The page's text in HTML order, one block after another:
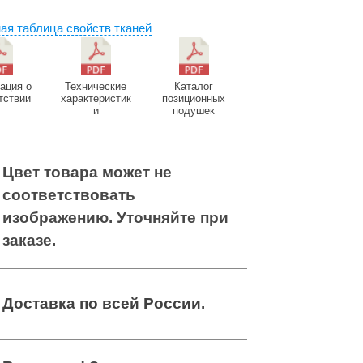
Позиционная
подушка под
ногу
махровая
ткань
Позиционная
подушка под
ногу
махровая
ткань
таблица свойств тканей
о
Технические
характеристик
и
Каталог
позиционных
подушек
Цвет товара может не
соответствовать
изображению. Уточняйте при
заказе.
Доставка по всей России.